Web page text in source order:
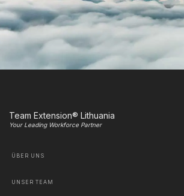
Team Extension® Lithuania
Your Leading Workforce Partner
ÜBER UNS
UNSER TEAM